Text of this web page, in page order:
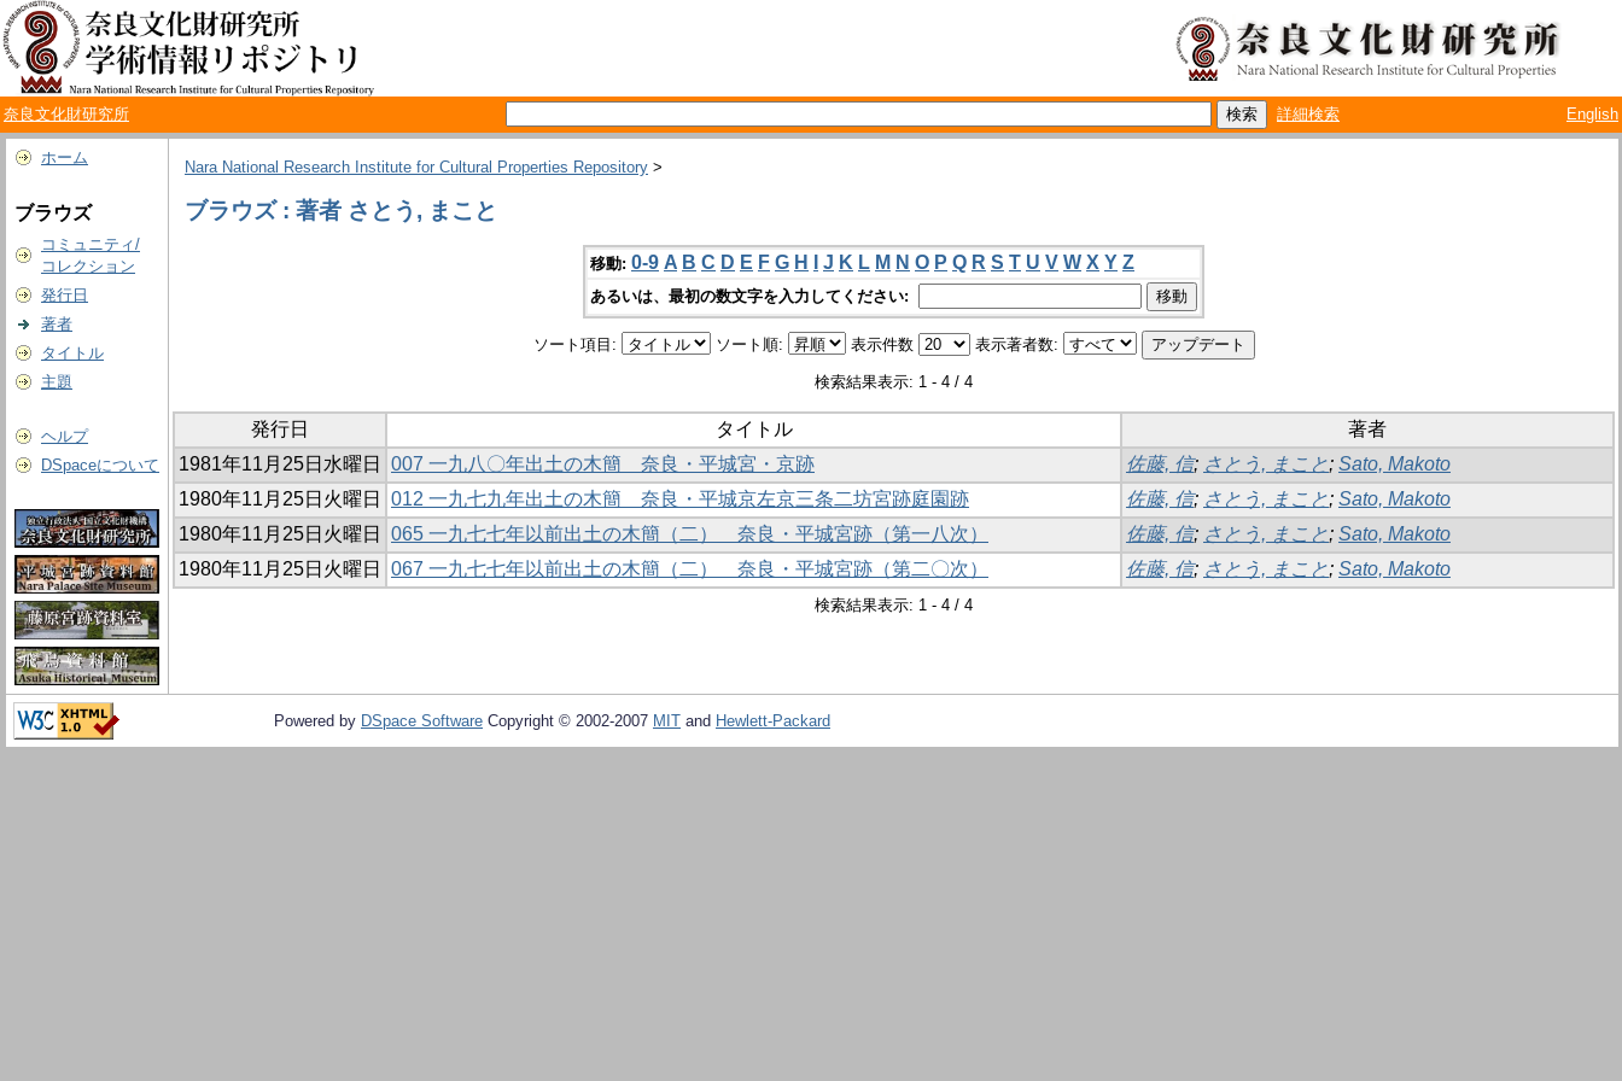
奈良文化財研究所 詳細検索 English
ホーム
ブラウズ
コミュニティ/
コレクション
発行日
著者
タイトル
主題
ヘルプ
DSpaceについて
Nara National Research Institute for Cultural Properties Repository >
ブラウズ : 著者 さとう, まこと
移動: 0-9 A B C D E F G H J K L M N O P Q R S T U V W X Y Z
あるいは、最初の数文字を入力してください:
ソート項目: ソート順: 表示件数 表示著者数:
検索結果表示: 1 - 4 / 4
発行日 タイトル
著者
1981年11月25日水曜日
007 一九八〇年出土の木簡 奈良・平城宮・京跡 佐藤, 信; さとう, まこと; Sato, Makoto
1980年11月25日火曜日
012 一九七九年出土の木簡 奈良・平城京左京三条二坊宮跡庭園跡 佐藤, 信; さとう, まこと; Sato, Makoto
1980年11月25日火曜日
065 一九七七年以前出土の木簡（二） 奈良・平城宮跡（第一八次） 佐藤, 信; さとう, まこと; Sato, Makoto
1980年11月25日火曜日
067 一九七七年以前出土の木簡（二） 奈良・平城宮跡（第二〇次） 佐藤, 信; さとう, まこと; Sato, Makoto
検索結果表示: 1 - 4 / 4
Powered by DSpace Software Copyright © 2002-2007 MIT and Hewlett-Packard